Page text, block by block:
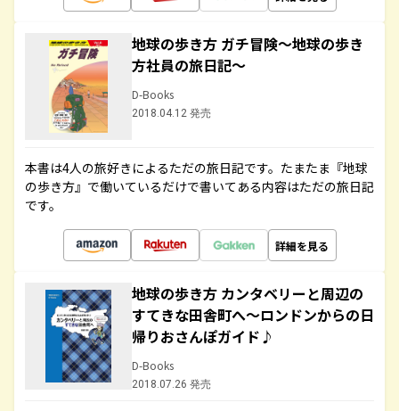
地球の歩き方 ガチ冒険～地球の歩き
方社員の旅日記～
D-Books
2018.04.12 発売
本書は4人の旅好きによるただの旅日記です。たまたま『地球
の歩き方』で働いているだけで書いてある内容はただの旅日記
です。
詳細を見る
地球の歩き方 カンタベリーと周辺の
すてきな田舎町へ～ロンドンからの日
帰りおさんぽガイド♪
D-Books
2018.07.26 発売